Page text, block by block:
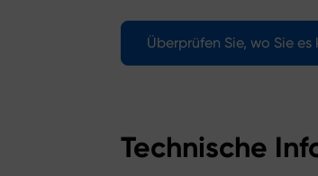
Überprüfen Sie, wo Sie es
Technische